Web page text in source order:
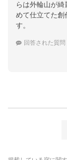
らは外輪山が
めて仕立てた創
す。
回答された質問